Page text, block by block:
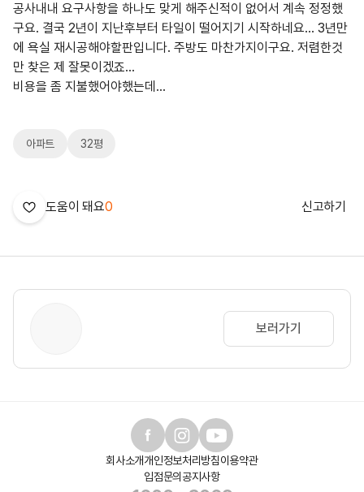
공사내내 요구사항을 하나도 맞게 해주신적이 없어서 계속 정정했
구요. 결국 2년이 지난후부터 타일이 떨어지기 시작하네요... 3년만
에 욕실 재시공해야할판입니다. 주방도 마찬가지이구요. 저렴한것
만 찾은 제 잘못이겠죠...
비용을 좀 지불했어야했는데...
아파트 32평
도움이 돼요0 신고하기
보러가기
회사소개개인정보처리방침이용약관
입점문의 공지사항